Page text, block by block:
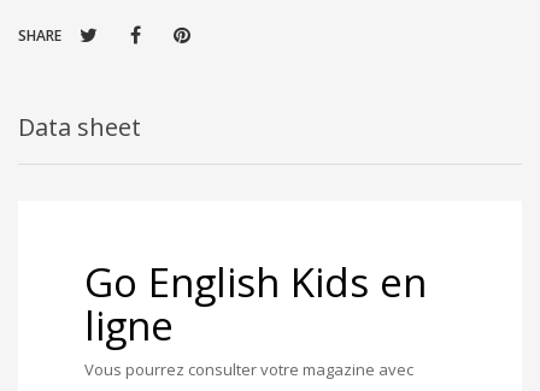
SHARE
Data sheet
Go English Kids en
ligne
Vous pourrez consulter votre magazine avec